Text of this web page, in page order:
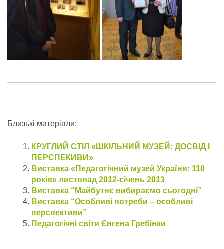
Близькі матеріали:
КРУГЛИЙ СТІЛ «ШКІЛЬНИЙ МУЗЕЙ: ДОСВІД І
ПЕРСПЕКИВИ»
Виставка «Педагогічний музей України: 110
років» листопад 2012-січень 2013
Виставка “Майбутнє вибираємо сьогодні”
Виставка “Особливі потреби – особливі
перспективи”
Педагогічні світи Євгена Гребінки